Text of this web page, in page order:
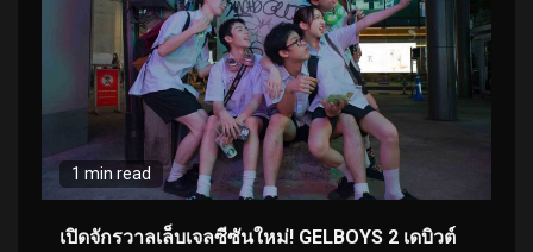
1 min read
เปิดจักรวาลเล็บเจลซีซันใหม่! GELBOYS 2 เดบิวต์